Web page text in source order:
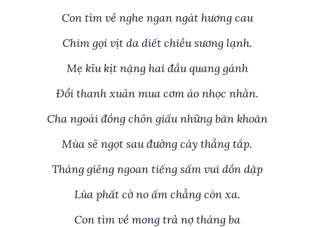
Con tìm về nghe ngan ngát hương cau
Chim gọi vịt da diết chiều sương lạnh.
Mẹ kĩu kịt nặng hai đầu quang gánh
Đổi thanh xuân mua cơm áo nhọc nhằn.
Cha ngoài đồng chôn giấu những băn khoăn
Mùa sẽ ngọt sau đường cày thẳng tắp.
Tháng giêng ngoan tiếng sấm vui dồn dập
Lúa phất cờ no ấm chẳng còn xa.
Con tìm về mong trả nợ tháng ba